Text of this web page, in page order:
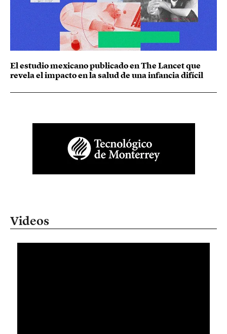
El estudio mexicano publicado en The Lancet que
revela el impacto en la salud de una infancia difícil
Videos